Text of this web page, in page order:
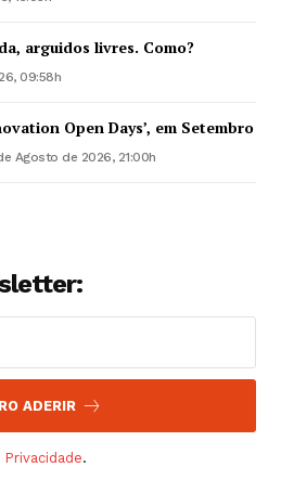
arguidos livres. Como?
09:58h
Open Days’, em Setembro
Agosto de 2026, 21:00h
ADERIR
.